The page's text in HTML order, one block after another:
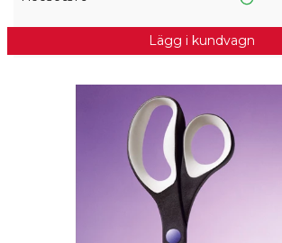
Lägg i kundvagn